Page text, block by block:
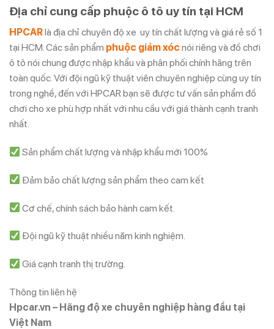
Địa chỉ cung cấp phuộc ô tô uy tín tại HCM
HPCARlà địa chỉ chuyên độ xe uy tín chất lượng và giá rẻ số 1
tại HCM. Các sản phẩm phuộc giảm xóc nói riêng và đồ chơi
ô tô nói chung được nhập khẩu và phân phối chính hãng trên
toàn quốc. Với đội ngũ kỹ thuật viên chuyên nghiệp cùng uy tín
trong nghề, đến với HPCAR bạn sẽ được tư vấn sản phẩm đồ
chơi cho xe phù hợp nhất với nhu cầu với giá thành cạnh tranh
nhất.
Sản phẩm chất lượng và nhập khẩu mới 100%
Đảm bảo chất lượng sản phẩm theo cam kết
Cơ chế, chính sách bảo hành cam kết.
Đội ngũ kỹ thuật nhiều năm kinh nghiệm.
Giá cạnh tranh thị trường.
Thông tin liên hệ
Hpcar.vn – Hãng độ xe chuyên nghiệp hàng đầu tại
Việt Nam